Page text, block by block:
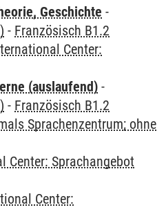
Geschichte -
- Französisch B1.2
Center:
(auslaufend) -
- Französisch B1.2
Sprachenzentrum; ohne
Center: Sprachangebot
Center: